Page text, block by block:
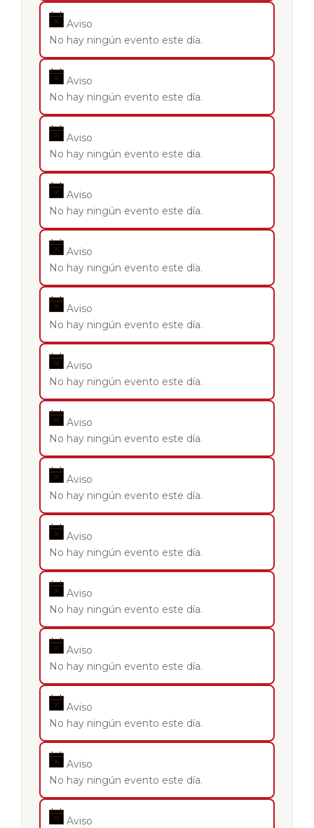
Aviso
No hay ningún evento este día.
Aviso
No hay ningún evento este día.
Aviso
No hay ningún evento este día.
Aviso
No hay ningún evento este día.
Aviso
No hay ningún evento este día.
Aviso
No hay ningún evento este día.
Aviso
No hay ningún evento este día.
Aviso
No hay ningún evento este día.
Aviso
No hay ningún evento este día.
Aviso
No hay ningún evento este día.
Aviso
No hay ningún evento este día.
Aviso
No hay ningún evento este día.
Aviso
No hay ningún evento este día.
Aviso
No hay ningún evento este día.
Aviso